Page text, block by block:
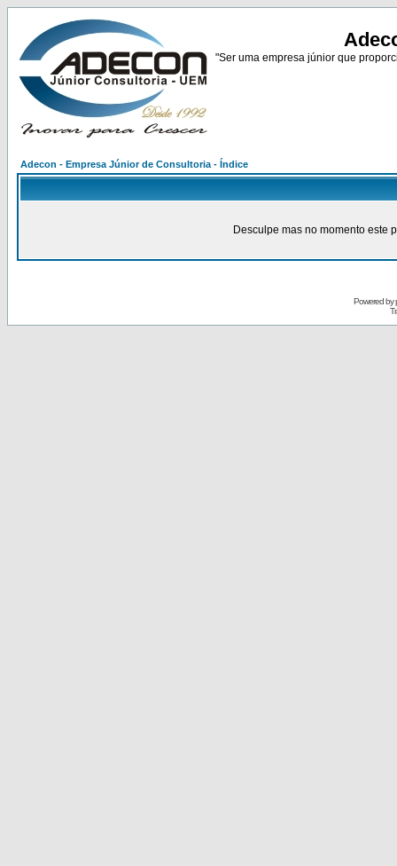
"Ser uma empresa júnior que
Adecon - Empresa Júnior de Consultoria - Índice
Desculpe mas no momento este
Powered by